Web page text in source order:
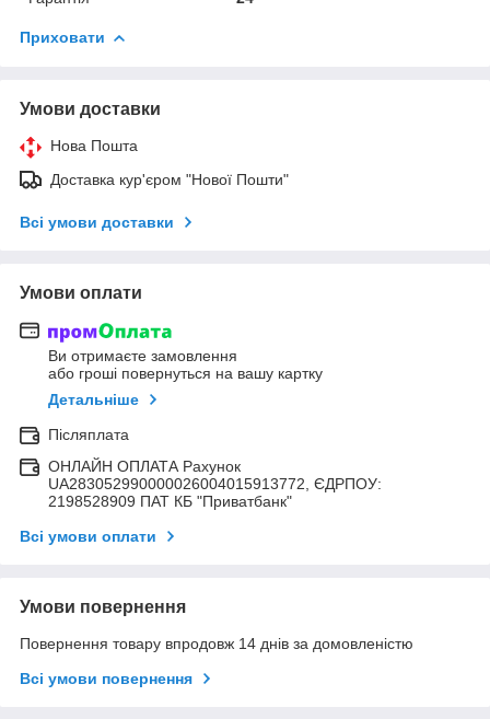
Приховати
Умови доставки
Нова Пошта
Доставка кур'єром "Нової Пошти"
Всі умови доставки
Умови оплати
Ви отримаєте замовлення
або гроші повернуться на вашу картку
Детальніше
Післяплата
ОНЛАЙН ОПЛАТА Рахунок
UA283052990000026004015913772, ЄДРПОУ:
2198528909 ПАТ КБ "Приватбанк"
Всі умови оплати
Умови повернення
Повернення товару впродовж 14 днів за домовленістю
Всі умови повернення